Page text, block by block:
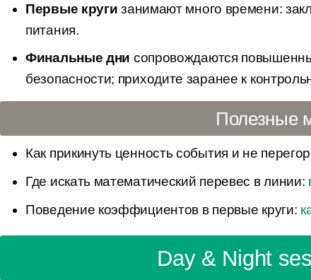
Первые круги занимают много времени:
питания.
Финальные дни сопровождаются
безопасности; приходите заранее к
Полезные
Как прикинуть ценность события и не
Где искать математический перевес в линии:
Поведение коэффициентов в первые круги:
Day & Night